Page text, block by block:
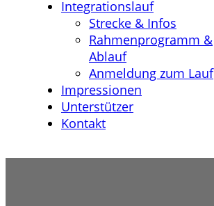
Integrationslauf
Strecke & Infos
Rahmenprogramm &
Ablauf
Anmeldung zum Lauf
Impressionen
Unterstützer
Kontakt